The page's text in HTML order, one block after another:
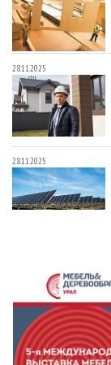
28.11.2025
28.11.2025